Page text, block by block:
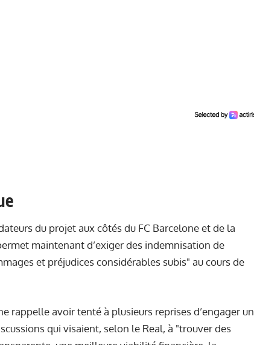
du projet aux côtés du FC Barcelone et de la
maintenant d’exiger des indemnisation de
et préjudices considérables subis" au cours de
rappelle avoir tenté à plusieurs reprises d’engager un
qui visaient, selon le Real, à "trouver des